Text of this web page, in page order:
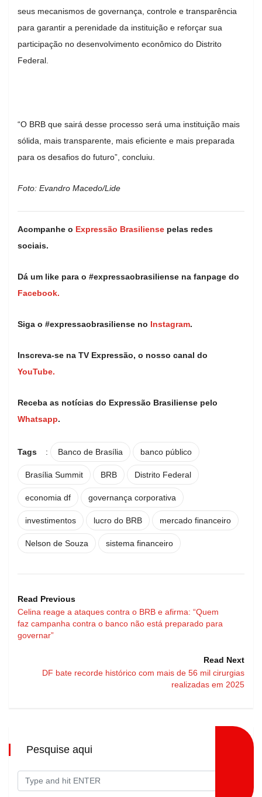
seus mecanismos de governança, controle e transparência
para garantir a perenidade da instituição e reforçar sua
participação no desenvolvimento econômico do Distrito
Federal.
“O BRB que sairá desse processo será uma instituição mais
sólida, mais transparente, mais eficiente e mais preparada
para os desafios do futuro”, concluiu.
Foto: Evandro Macedo/Lide
Acompanhe o Expressão Brasiliense pelas redes
sociais.
Dá um like para o #expressaobrasiliense na fanpage do
Facebook.
Siga o #expressaobrasiliense no Instagram.
Inscreva-se na TV Expressão, o nosso canal do
YouTube.
Receba as notícias do Expressão Brasiliense pelo
Whatsapp.
Tags : Banco de Brasília banco público
Brasília Summit BRB Distrito Federal
economia df governança corporativa
investimentos lucro do BRB mercado financeiro
Nelson de Souza sistema financeiro
Read Previous
Celina reage a ataques contra o BRB e afirma: “Quem
faz campanha contra o banco não está preparado para
governar”
Read Next
DF bate recorde histórico com mais de 56 mil cirurgias
realizadas em 2025
Pesquise aqui